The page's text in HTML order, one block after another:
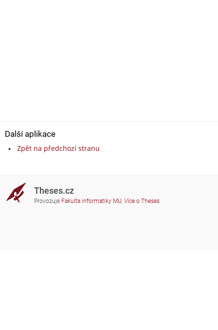
Další aplikace
Zpět na předchozí stranu
Theses.cz
Provozuje Fakulta informatiky MU, Více o Theses